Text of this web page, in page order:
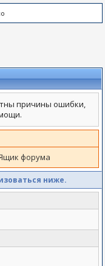
причины ошибки,
форума
ниже.